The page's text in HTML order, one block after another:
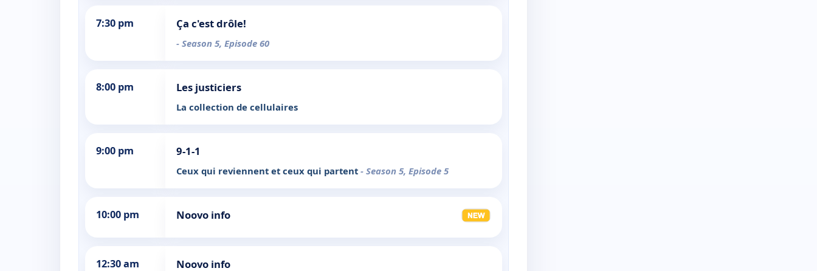
7:30 pm Ça c'est drôle!
- Season 5, Episode 60
8:00 pm Les justiciers
La collection de cellulaires
9:00 pm 9-1-1
Ceux qui reviennent et ceux qui partent - Season 5, Episode 5
10:00 pm Noovo info
12:30 am Noovo info